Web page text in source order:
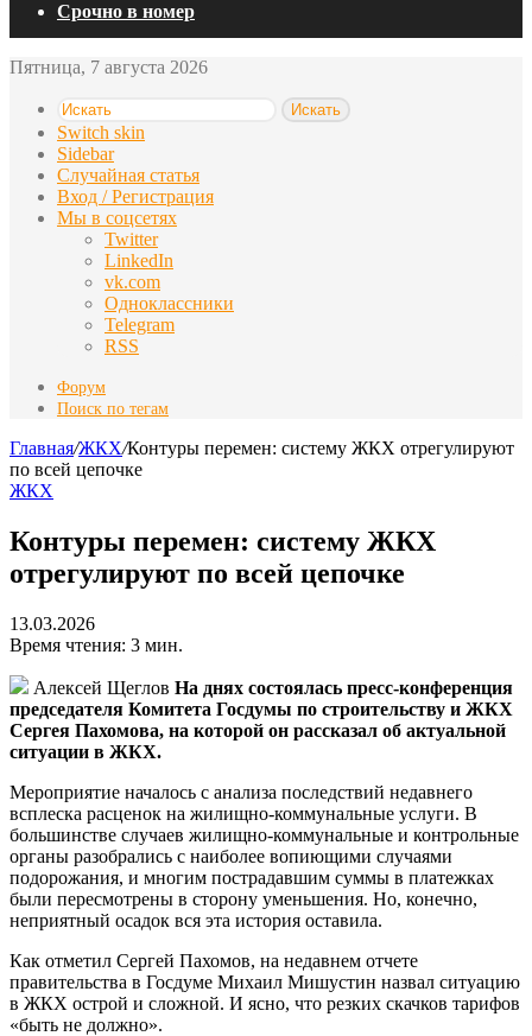
Срочно в номер
Пятница, 7 августа 2026
Искать
Switch skin
Sidebar
Случайная статья
Вход / Регистрация
Мы в соцсетях
Twitter
LinkedIn
vk.com
Одноклассники
Telegram
RSS
Форум
Поиск по тегам
Главная/ЖКХ/Контуры перемен: систему ЖКХ отрегулируют
по всей цепочке
ЖКХ
Контуры перемен: систему ЖКХ
отрегулируют по всей цепочке
13.03.2026
Время чтения: 3 мин.
Алексей Щеглов На днях состоялась пресс-конференция
председателя Комитета Госдумы по строительству и ЖКХ
Сергея Пахомова, на которой он рассказал об актуальной
ситуации в ЖКХ.
Мероприятие началось с анализа последствий недавнего
всплеска расценок на жилищно-коммунальные услуги. В
большинстве случаев жилищно-коммунальные и контрольные
органы разобрались с наиболее вопиющими случаями
подорожания, и многим пострадавшим суммы в платежках
были пересмотрены в сторону уменьшения. Но, конечно,
неприятный осадок вся эта история оставила.
Как отметил Сергей Пахомов, на недавнем отчете
правительства в Госдуме Михаил Мишустин назвал ситуацию
в ЖКХ острой и сложной. И ясно, что резких скачков тарифов
«быть не должно».